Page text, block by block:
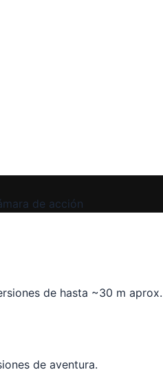
de hasta ~30 m aprox.
de aventura.